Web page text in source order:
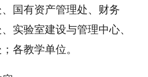
国有资产管理处、财务
实验室建设与管理中心、
各教学单位。